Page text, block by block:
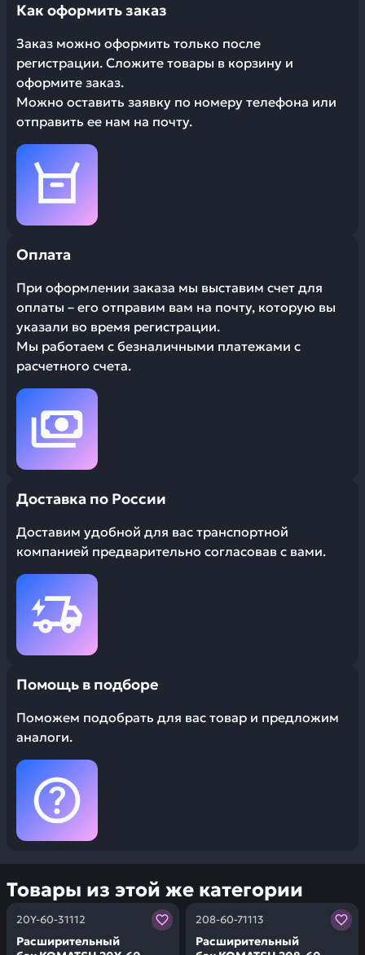
Как оформить заказ
Заказ можно оформить только после
регистрации. Сложите товары в корзину и
оформите заказ.
Можно оставить заявку по номеру телефона или
отправить ее нам на почту.
Оплата
При оформлении заказа мы выставим счет для
оплаты – его отправим вам на почту, которую вы
указали во время регистрации.
Мы работаем с безналичными платежами с
расчетного счета.
Доставка по России
Доставим удобной для вас транспортной
компанией предварительно согласовав с вами.
Помощь в подборе
Поможем подобрать для вас товар и предложим
аналоги.
Товары из этой же категории
20Y-60-31112
Расширительный
Заказывая запчасти у нас, вы получаете гарантию
208-60-71113
Расширительный
Заказывая запчасти у